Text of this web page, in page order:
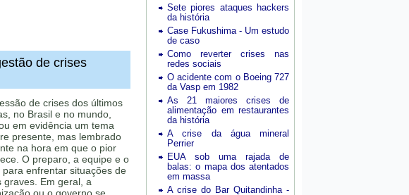
de crises
de crises dos últimos
no Brasil e no mundo,
em evidência um tema
presente, mas lembrado
na hora em que o pior
O preparo, a equipe e o
para enfrentar situações de
graves. Em geral, a
Sete piores ataques hackers
da história
Case Fukushima - Um estudo
de caso
Como reverter crises nas
redes sociais
O acidente com o Boeing 727
da Vasp em 1982
As 21 maiores crises de
alimentação em restaurantes
da história
A crise da água mineral
Perrier
EUA sob uma rajada de
balas: o mapa dos atentados
em massa
A crise do Bar Quitandinha -